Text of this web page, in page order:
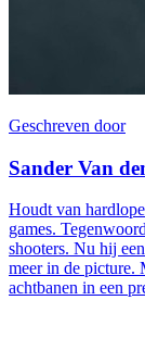
Geschreven door
Sander Van
Houdt van
games.
shooters. Nu hij
meer in de picture.
achtbanen in een